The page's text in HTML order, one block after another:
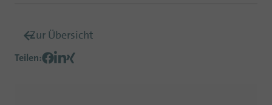
Zur Übersicht
Teilen: